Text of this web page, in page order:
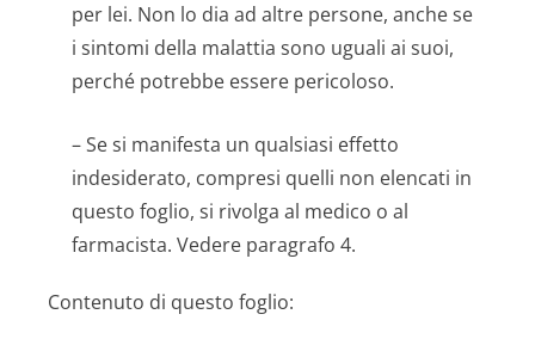
per lei. Non lo dia ad altre persone, anche se
i sintomi della malattia sono uguali ai suoi,
perché potrebbe essere pericoloso.
– Se si manifesta un qualsiasi effetto
indesiderato, compresi quelli non elencati in
questo foglio, si rivolga al medico o al
farmacista. Vedere paragrafo 4.
Contenuto di questo foglio: